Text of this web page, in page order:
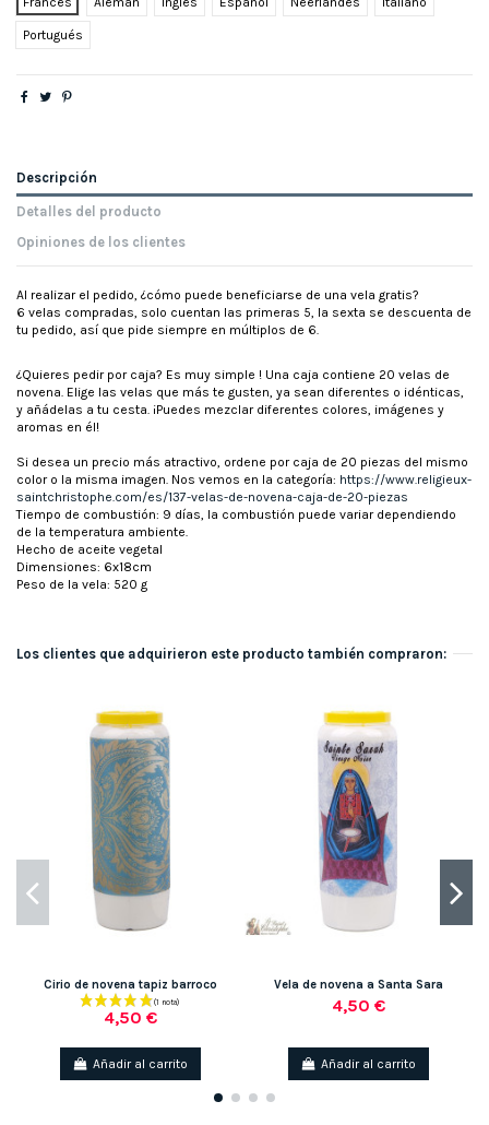
Portugués
Descripción
Detalles del producto
Opiniones de los clientes
Al realizar el pedido, ¿cómo puede beneficiarse de una vela gratis?
6 velas compradas, solo cuentan las primeras 5, la sexta se descuenta de
tu pedido, así que pide siempre en múltiplos de 6.
¿Quieres pedir por caja? Es muy simple ! Una caja contiene 20 velas de
novena. Elige las velas que más te gusten, ya sean diferentes o idénticas,
y añádelas a tu cesta. ¡Puedes mezclar diferentes colores, imágenes y
aromas en él!
Si desea un precio más atractivo, ordene por caja de 20 piezas del mismo
color o la misma imagen. Nos vemos en la categoría: https://www.religieux-
saintchristophe.com/es/137-velas-de-novena-caja-de-20-piezas
Tiempo de combustión: 9 días, la combustión puede variar dependiendo
de la temperatura ambiente.
Hecho de aceite vegetal
Dimensiones: 6x18cm
Peso de la vela: 520 g
Los clientes que adquirieron este producto también compraron:
Cirio de novena tapiz barroco
4,50 €
Añadir al carrito
Vela de novena a Santa Sara
4,50 €
Añadir al carrito